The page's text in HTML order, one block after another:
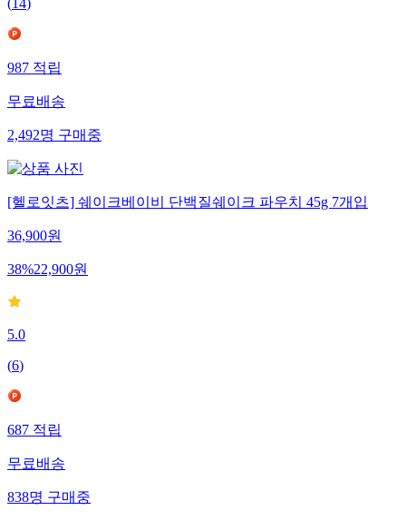
(14)
987적립
무료배송
2,492명구매중
[헬로잇츠] 쉐이크베이비 단백질쉐이크 파우치 45g 7개입
36,900원
38%22,900원
5.0
(6)
687적립
무료배송
838명구매중